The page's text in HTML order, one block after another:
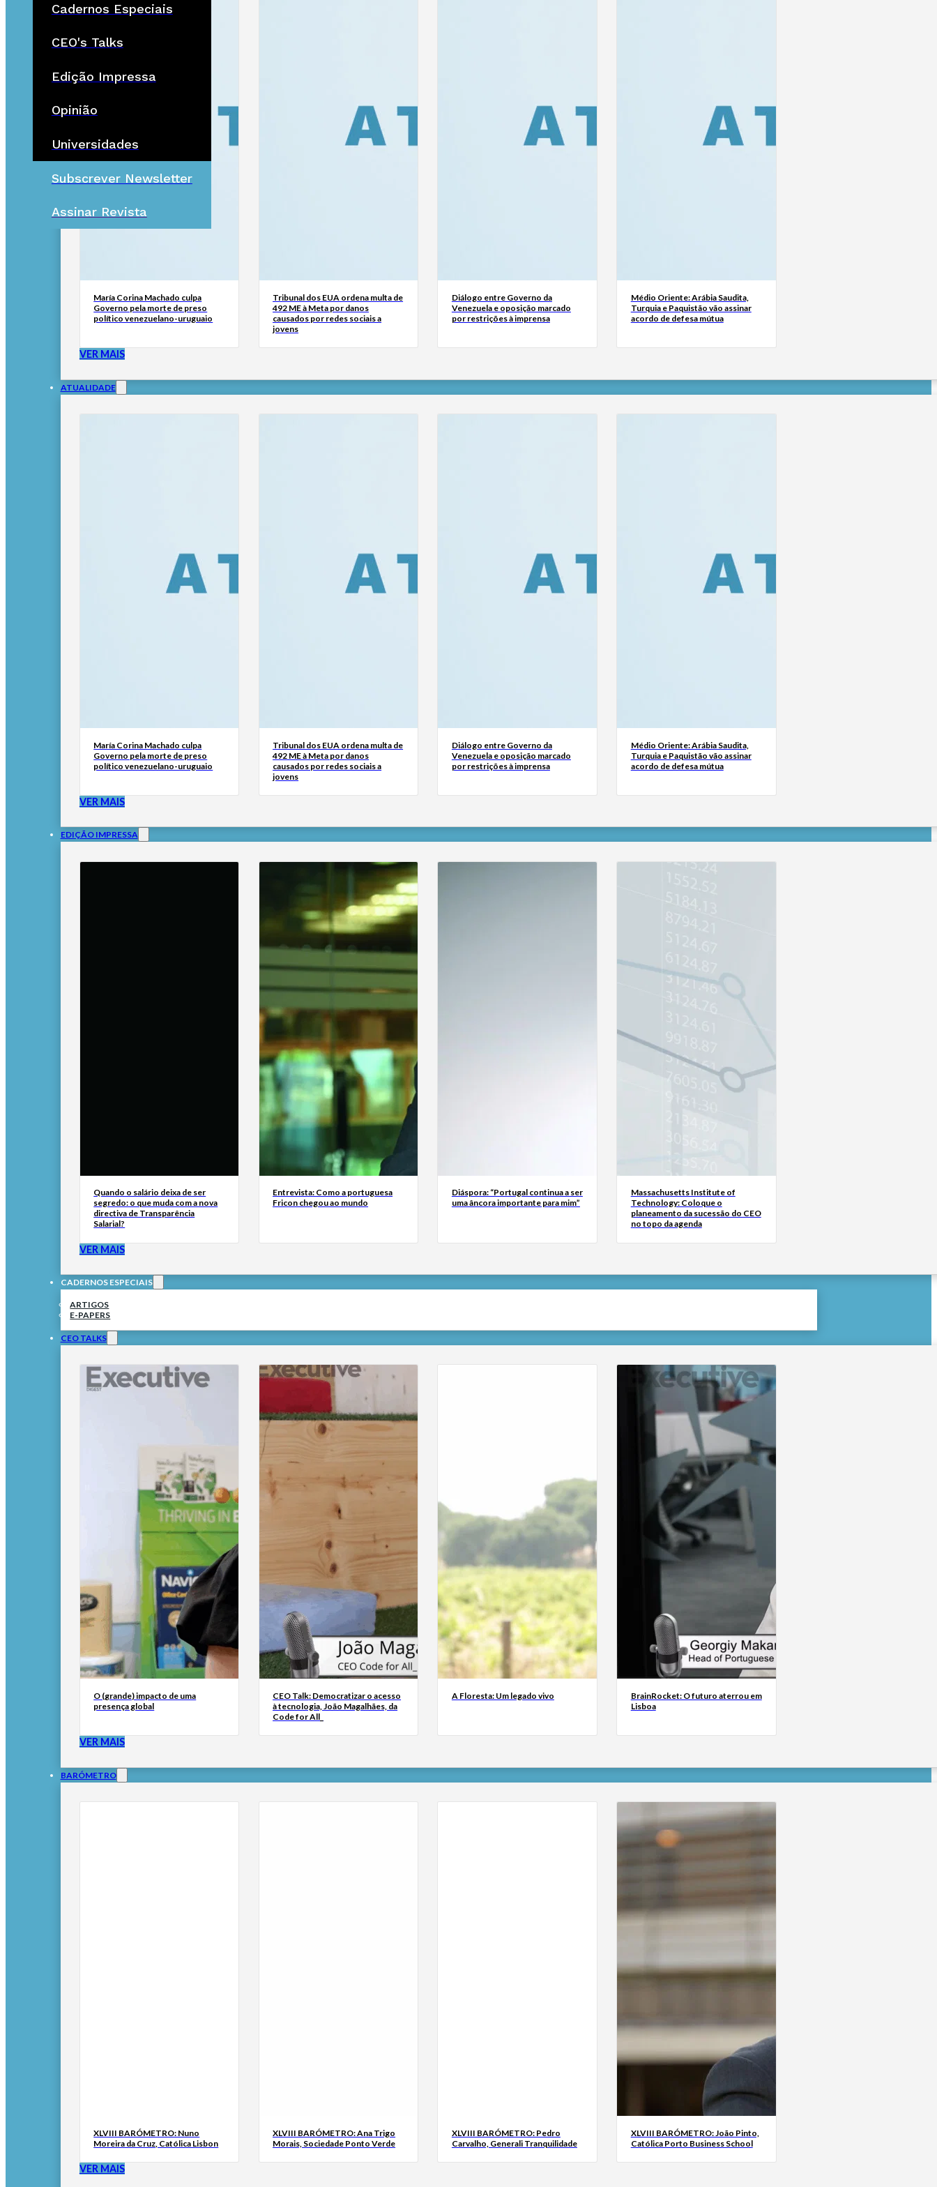
Cadernos Especiais
CEO's Talks
Edição Impressa
Opinião
Universidades
Subscrever Newsletter
Assinar Revista
María Corina Machado culpa
Governo pela morte de preso
político venezuelano-uruguaio
Tribunal dos EUA ordena multa de
492 ME à Meta por danos
causados por redes sociais a
jovens
Diálogo entre Governo da
Venezuela e oposição marcado
por restrições à imprensa
Médio Oriente: Arábia Saudita,
Turquia e Paquistão vão assinar
acordo de defesa mútua
VER MAIS
ATUALIDADE
María Corina Machado culpa
Governo pela morte de preso
político venezuelano-uruguaio
Tribunal dos EUA ordena multa de
492 ME à Meta por danos
causados por redes sociais a
jovens
Diálogo entre Governo da
Venezuela e oposição marcado
por restrições à imprensa
Médio Oriente: Arábia Saudita,
Turquia e Paquistão vão assinar
acordo de defesa mútua
VER MAIS
EDIÇÃO IMPRESSA
Quando o salário deixa de ser
segredo: o que muda com a nova
directiva de Transparência
Salarial?
Entrevista: Como a portuguesa
Fricon chegou ao mundo
Diáspora: “Portugal continua a ser
uma âncora importante para mim”
Massachusetts Institute of
Technology: Coloque o
planeamento da sucessão do CEO
no topo da agenda
VER MAIS
CADERNOS ESPECIAIS
ARTIGOS
E-PAPERS
CEO TALKS
O (grande) impacto de uma
presença global
CEO Talk: Democratizar o acesso
à tecnologia, João Magalhães, da
Code for All_
A Floresta: Um legado vivo
BrainRocket: O futuro aterrou em
Lisboa
VER MAIS
BARÓMETRO
XLVIII BARÓMETRO: Nuno
Moreira da Cruz, Católica Lisbon
XLVIII BARÓMETRO: Ana Trigo
Morais, Sociedade Ponto Verde
XLVIII BARÓMETRO: Pedro
Carvalho, Generali Tranquilidade
XLVIII BARÓMETRO: João Pinto,
Católica Porto Business School
VER MAIS